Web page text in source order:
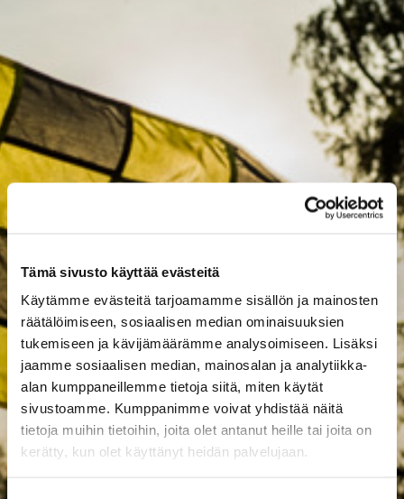
Tämä sivusto käyttää evästeitä
Käytämme evästeitä tarjoamamme sisällön ja mainosten
räätälöimiseen, sosiaalisen median ominaisuuksien
tukemiseen ja kävijämäärämme analysoimiseen. Lisäksi
jaamme sosiaalisen median, mainosalan ja analytiikka-
alan kumppaneillemme tietoja siitä, miten käytät
sivustoamme. Kumppanimme voivat yhdistää näitä
tietoja muihin tietoihin, joita olet antanut heille tai joita on
kerätty, kun olet käyttänyt heidän palvelujaan.